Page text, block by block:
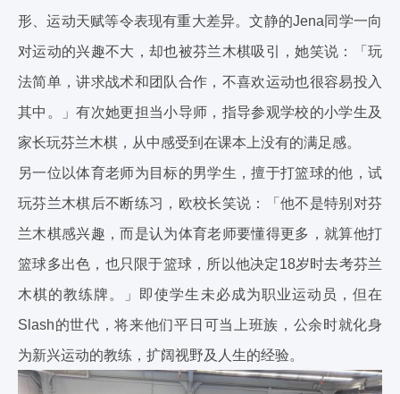
形、运动天赋等令表现有重大差异。文静的Jena同学一向
对运动的兴趣不大，却也被芬兰木棋吸引，她笑说：「玩
法简单，讲求战术和团队合作，不喜欢运动也很容易投入
其中。」有次她更担当小导师，指导参观学校的小学生及
家长玩芬兰木棋，从中感受到在课本上没有的满足感。
另一位以体育老师为目标的男学生，擅于打篮球的他，试
玩芬兰木棋后不断练习，欧校长笑说：「他不是特别对芬
兰木棋感兴趣，而是认为体育老师要懂得更多，就算他打
篮球多出色，也只限于篮球，所以他决定18岁时去考芬兰
木棋的教练牌。」即使学生未必成为职业运动员，但在
Slash的世代，将来他们平日可当上班族，公余时就化身
为新兴运动的教练，扩阔视野及人生的经验。